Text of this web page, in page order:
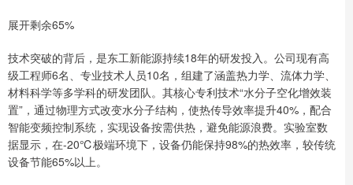
展开剩余65%
技术突破的背后，是东工新能源持续18年的研发投入。公司现有高
级工程师6名、专业技术人员10名，组建了涵盖热力学、流体力学、
材料科学等多学科的研发团队。其核心专利技术“水分子空化增效装
置”，通过物理方式改变水分子结构，使热传导效率提升40%，配合
智能变频控制系统，实现设备按需供热，避免能源浪费。实验室数
据显示，在-20℃极端环境下，设备仍能保持98%的热效率，较传统
设备节能65%以上。